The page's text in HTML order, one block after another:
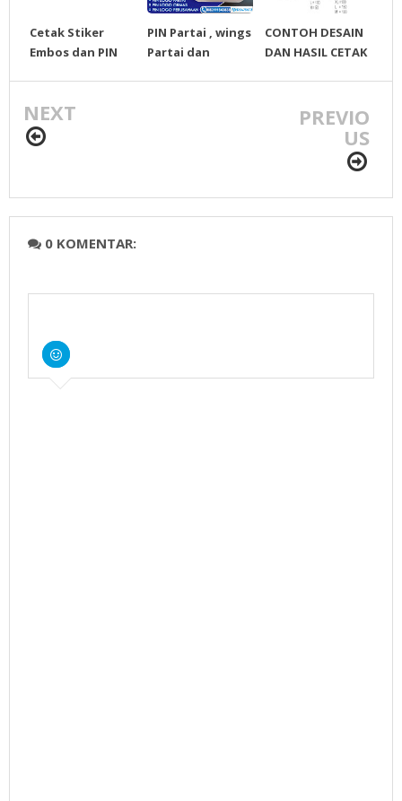
Cetak Stiker
Embos dan PIN
PIN Partai , wings
Partai dan
CONTOH DESAIN
DAN HASIL CETAK
/ KAOS PARTAI
NEXT PREVIO
US
0 KOMENTAR: